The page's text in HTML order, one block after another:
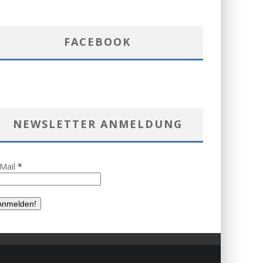
FACEBOOK
NEWSLETTER ANMELDUNG
*